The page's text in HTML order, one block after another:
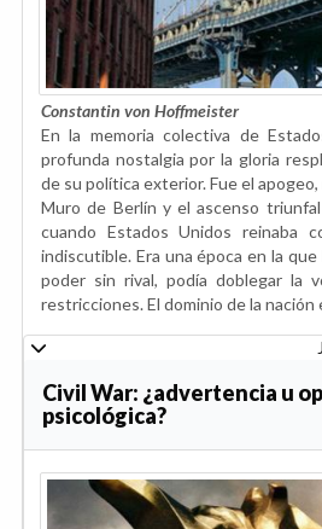
Constantin von Hoffmeister
En la memoria colectiva de
profunda nostalgia por la gloria
de su política exterior. Fue el apogeo,
Muro de Berlín y el ascenso
cuando Estados Unidos reinaba
indiscutible. Era una época en la
poder sin rival, podía doblegar la
restricciones. El dominio de la nación
Civil War: ¿advertencia u
psicológica?